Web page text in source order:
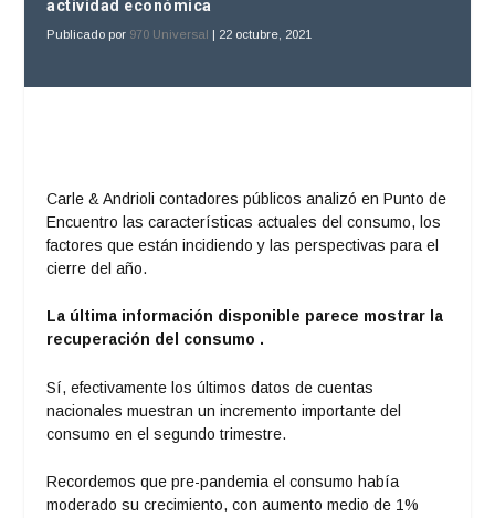
actividad económica
Publicado por 970 Universal | 22 octubre, 2021
Carle & Andrioli contadores públicos analizó en Punto de
Encuentro las características actuales del consumo, los
factores que están incidiendo y las perspectivas para el
cierre del año.
La última información disponible parece mostrar la
recuperación del consumo .
Sí, efectivamente los últimos datos de cuentas
nacionales muestran un incremento importante del
consumo en el segundo trimestre.
Recordemos que pre-pandemia el consumo había
moderado su crecimiento, con aumento medio de 1%